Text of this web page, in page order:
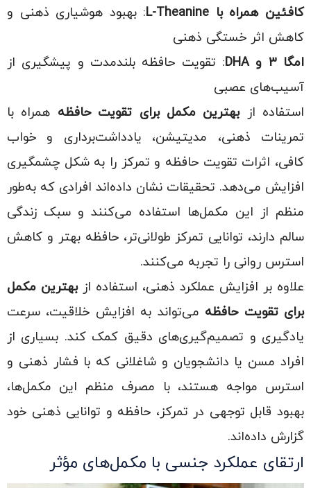
کافئین همراه با
: بهبود هوشیاری ذهنی و
کاهش اثر خستگی ذهنی
امگا۳ و DHA
: تقویت حافظه بلندمدت و پیشگیری از
آسیب‌های عصبی
استفاده ازبهترین مکمل برای تقویت حافظه همراه با
تمرینات ذهنی، مدیتیشن، یادداشت‌برداری و خواب
کافی، اثرات تقویت حافظه و تمرکز را به شکل چشمگیری
افزایش می‌دهد. تحقیقات نشان داده‌اند افرادی که به‌طور
منظم از این مکمل‌ها استفاده می‌کنند و سبک زندگی
سالم دارند، توانایی تمرکز طولانی‌تر، حافظه بهتر و کاهش
استرس روانی را تجربه می‌کنند.
علاوه بر افزایش عملکرد ذهنی، استفاده ازبهترین مکمل
برای تقویت حافظه می‌تواند به افزایش خلاقیت، سرعت
یادگیری و تصمیم‌گیری‌های دقیق کمک کند. بسیاری از
افراد مسن یا دانشجویان و شاغلانی که با فشار ذهنی و
استرس مواجه هستند، با مصرف منظم این مکمل‌ها،
بهبود قابل توجهی در تمرکز، حافظه و توانایی ذهنی خود
گزارش داده‌اند.
ارتقای عملکرد جنسی با مکمل‌های مؤثر